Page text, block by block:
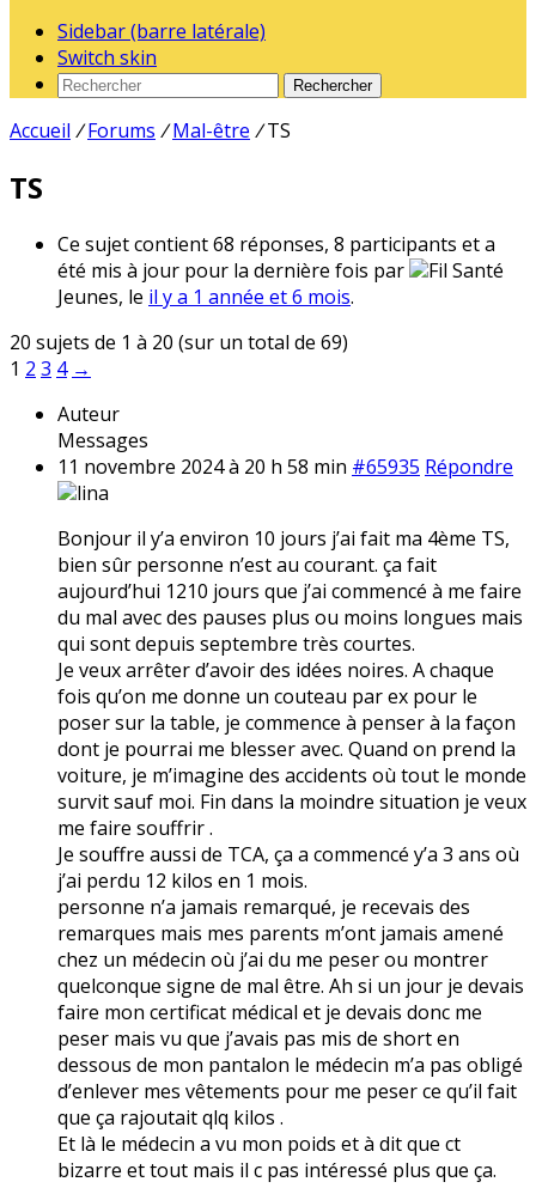
Sidebar (barre latérale)
Switch skin
Rechercher
Accueil / Forums / Mal-être / TS
TS
Ce sujet contient 68 réponses, 8 participants et a
été mis à jour pour la dernière fois par
Fil Santé
Jeunes, le il y a 1 année et 6 mois.
20 sujets de 1 à 20 (sur un total de 69)
1 2 3 4 →
Auteur
Messages
11 novembre 2024 à 20 h 58 min #65935 Répondre
lina
Bonjour il y’a environ 10 jours j’ai fait ma 4ème TS,
bien sûr personne n’est au courant. ça fait
aujourd’hui 1210 jours que j’ai commencé à me faire
du mal avec des pauses plus ou moins longues mais
qui sont depuis septembre très courtes.
Je veux arrêter d’avoir des idées noires. A chaque
fois qu’on me donne un couteau par ex pour le
poser sur la table, je commence à penser à la façon
dont je pourrai me blesser avec. Quand on prend la
voiture, je m’imagine des accidents où tout le monde
survit sauf moi. Fin dans la moindre situation je veux
me faire souffrir .
Je souffre aussi de TCA, ça a commencé y’a 3 ans où
j’ai perdu 12 kilos en 1 mois.
personne n’a jamais remarqué, je recevais des
remarques mais mes parents m’ont jamais amené
chez un médecin où j’ai du me peser ou montrer
quelconque signe de mal être. Ah si un jour je devais
faire mon certificat médical et je devais donc me
peser mais vu que j’avais pas mis de short en
dessous de mon pantalon le médecin m’a pas obligé
d’enlever mes vêtements pour me peser ce qu’il fait
que ça rajoutait qlq kilos .
Et là le médecin a vu mon poids et à dit que ct
bizarre et tout mais il c pas intéressé plus que ça.